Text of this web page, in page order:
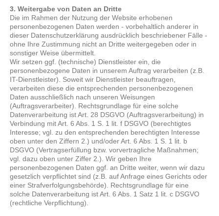
3. Weitergabe von Daten an Dritte
Die im Rahmen der Nutzung der Website erhobenen
personenbezogenen Daten werden - vorbehaltlich anderer in
dieser Datenschutzerklärung ausdrücklich beschriebener Fälle -
ohne Ihre Zustimmung nicht an Dritte weitergegeben oder in
sonstiger Weise übermittelt.
Wir setzen ggf. (technische) Dienstleister ein, die
personenbezogene Daten in unserem Auftrag verarbeiten (z.B.
IT-Dienstleister). Soweit wir Dienstleister beauftragen,
verarbeiten diese die entsprechenden personenbezogenen
Daten ausschließlich nach unseren Weisungen
(Auftragsverarbeiter). Rechtsgrundlage für eine solche
Datenverarbeitung ist Art. 28 DSGVO (Auftragsverarbeitung) in
Verbindung mit Art. 6 Abs. 1 S. 1 lit. f DSGVO (berechtigtes
Interesse; vgl. zu den entsprechenden berechtigten Interesse
oben unter den Ziffern 2.) und/oder Art. 6 Abs. 1 S. 1 lit. b
DSGVO (Vertragserfüllung bzw. vorvertragliche Maßnahmen;
vgl. dazu oben unter Ziffer 2.). Wir geben Ihre
personenbezogenen Daten ggf. an Dritte weiter, wenn wir dazu
gesetzlich verpflichtet sind (z.B. auf Anfrage eines Gerichts oder
einer Strafverfolgungsbehörde). Rechtsgrundlage für eine
solche Datenverarbeitung ist Art. 6 Abs. 1 Satz 1 lit. c DSGVO
(rechtliche Verpflichtung).